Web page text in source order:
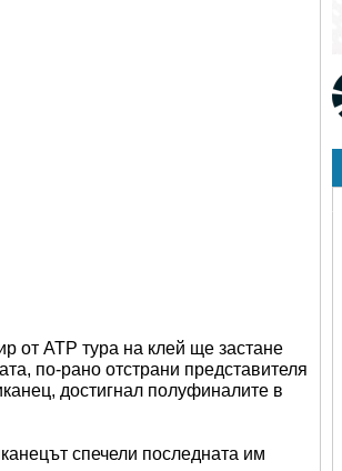
от ATP тура на клей ще застане
по-рано отстрани представителя
достигнал полуфиналите в
спечели последната им